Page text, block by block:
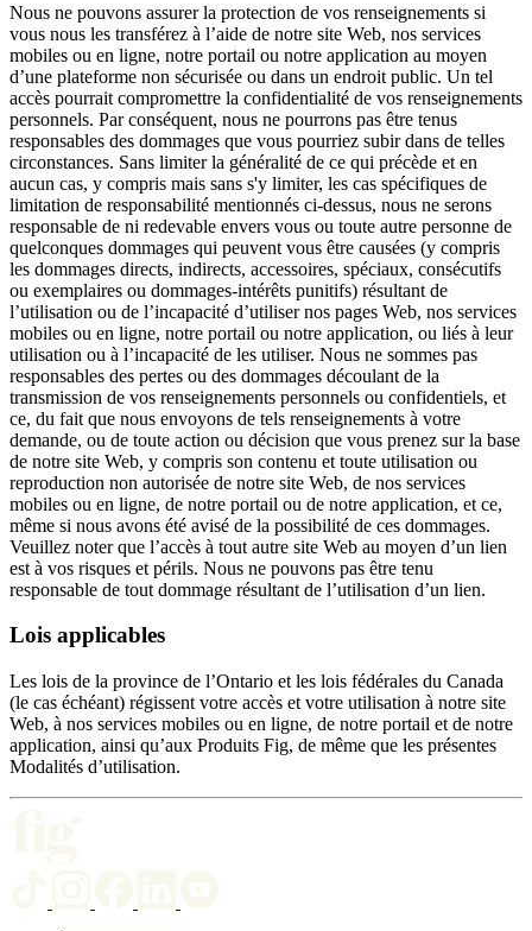
Nous ne pouvons assurer la protection de vos renseignements si
vous nous les transférez à l’aide de notre site Web, nos services
mobiles ou en ligne, notre portail ou notre application au moyen
d’une plateforme non sécurisée ou dans un endroit public. Un tel
accès pourrait compromettre la confidentialité de vos renseignements
personnels. Par conséquent, nous ne pourrons pas être tenus
responsables des dommages que vous pourriez subir dans de telles
circonstances. Sans limiter la généralité de ce qui précède et en
aucun cas, y compris mais sans s'y limiter, les cas spécifiques de
limitation de responsabilité mentionnés ci-dessus, nous ne serons
responsable de ni redevable envers vous ou toute autre personne de
quelconques dommages qui peuvent vous être causées (y compris
les dommages directs, indirects, accessoires, spéciaux, consécutifs
ou exemplaires ou dommages-intérêts punitifs) résultant de
l’utilisation ou de l’incapacité d’utiliser nos pages Web, nos services
mobiles ou en ligne, notre portail ou notre application, ou liés à leur
utilisation ou à l’incapacité de les utiliser. Nous ne sommes pas
responsables des pertes ou des dommages découlant de la
transmission de vos renseignements personnels ou confidentiels, et
ce, du fait que nous envoyons de tels renseignements à votre
demande, ou de toute action ou décision que vous prenez sur la base
de notre site Web, y compris son contenu et toute utilisation ou
reproduction non autorisée de notre site Web, de nos services
mobiles ou en ligne, de notre portail ou de notre application, et ce,
même si nous avons été avisé de la possibilité de ces dommages.
Veuillez noter que l’accès à tout autre site Web au moyen d’un lien
est à vos risques et périls. Nous ne pouvons pas être tenu
responsable de tout dommage résultant de l’utilisation d’un lien.
Lois applicables
Les lois de la province de l’Ontario et les lois fédérales du Canada
(le cas échéant) régissent votre accès et votre utilisation à notre site
Web, à nos services mobiles ou en ligne, de notre portail et de notre
application, ainsi qu’aux Produits Fig, de même que les présentes
Modalités d’utilisation.